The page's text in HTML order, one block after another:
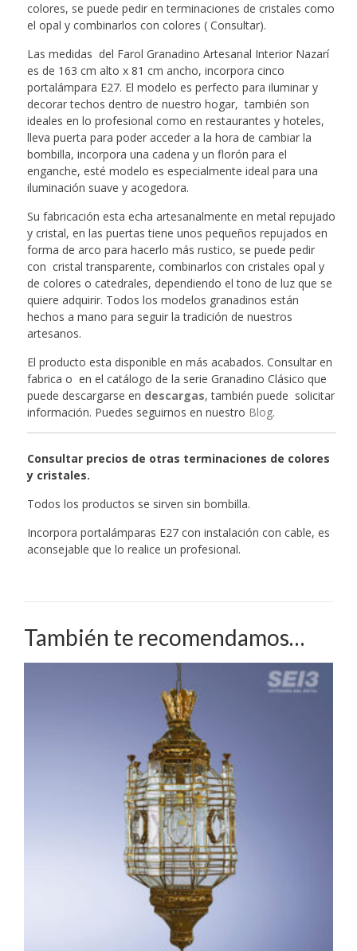
colores, se puede pedir en terminaciones de cristales como
el opal y combinarlos con colores ( Consultar).
Las medidas del Farol Granadino Artesanal Interior Nazarí
es de 163 cm alto x 81 cm ancho, incorpora cinco
portalámpara E27. El modelo es perfecto para iluminar y
decorar techos dentro de nuestro hogar, también son
ideales en lo profesional como en restaurantes y hoteles,
lleva puerta para poder acceder a la hora de cambiar la
bombilla, incorpora una cadena y un florón para el
enganche, esté modelo es especialmente ideal para una
iluminación suave y acogedora.
Su fabricación esta echa artesanalmente en metal repujado
y cristal, en las puertas tiene unos pequeños repujados en
forma de arco para hacerlo más rustico, se puede pedir
con cristal transparente, combinarlos con cristales opal y
de colores o catedrales, dependiendo el tono de luz que se
quiere adquirir. Todos los modelos granadinos están
hechos a mano para seguir la tradición de nuestros
artesanos.
El producto esta disponible en más acabados. Consultar en
fabrica o en el catálogo de la serie Granadino Clásico que
puede descargarse en descargas, también puede solicitar
información. Puedes seguirnos en nuestro Blog.
Consultar precios de otras terminaciones de colores
y cristales.
Todos los productos se sirven sin bombilla.
Incorpora portalámparas E27 con instalación con cable, es
aconsejable que lo realice un profesional.
También te recomendamos…